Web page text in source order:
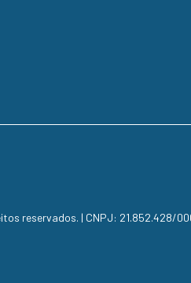
reservados. | CNPJ: 21.852.428/